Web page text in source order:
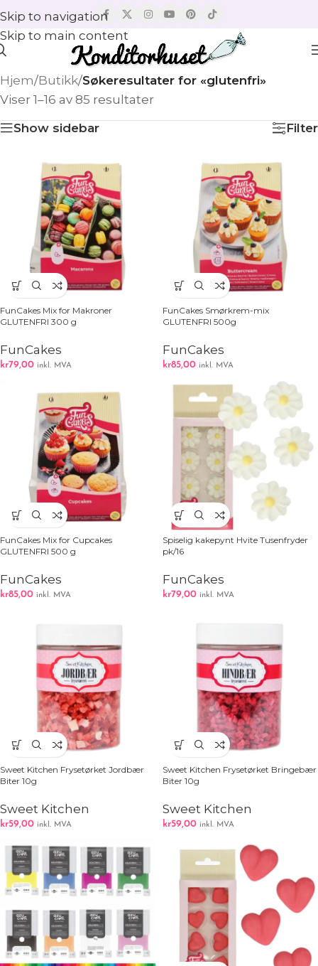
Skip to navigation
Skip to main content
Hjem/Butikk/Søkeresultater for «glutenfri»
Viser 1–16 av 85 resultater
Show sidebar
Filter
FunCakes Mix for Makroner
GLUTENFRI 300 g
FunCakes
kr79,00 inkl. MVA
FunCakes Smørkrem-mix
GLUTENFRI 500g
FunCakes
kr85,00 inkl. MVA
FunCakes Mix for Cupcakes
GLUTENFRI 500 g
FunCakes
kr85,00 inkl. MVA
Spiselig kakepynt Hvite Tusenfryder
pk/16
FunCakes
kr79,00 inkl. MVA
Sweet Kitchen Frysetørket Jordbær
Biter 10g
Sweet Kitchen
kr59,00 inkl. MVA
Sweet Kitchen Frysetørket Bringebær
Biter 10g
Sweet Kitchen
kr59,00 inkl. MVA